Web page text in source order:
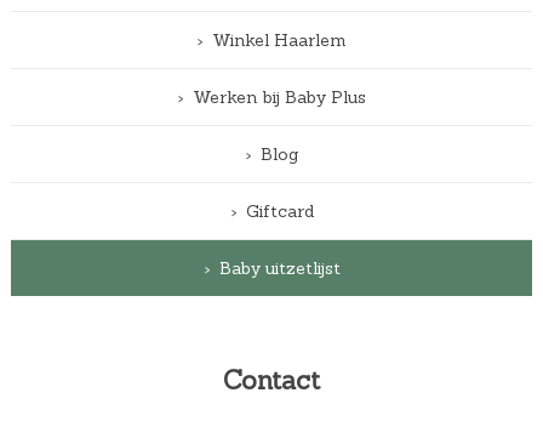
Winkel Haarlem
Werken bij Baby Plus
Blog
Giftcard
Baby uitzetlijst
Contact